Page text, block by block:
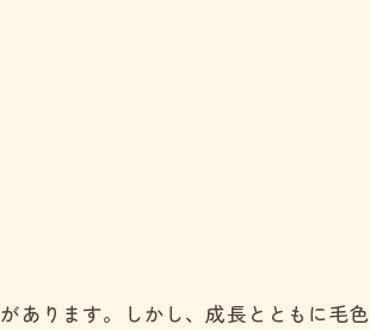
よる変化ポイント
子犬の見分け方
た毛色の選択法
ダー選びの注意点
ドルブリーダーの特徴
の説明を見極める方法
ります。しかし、成長とともに毛